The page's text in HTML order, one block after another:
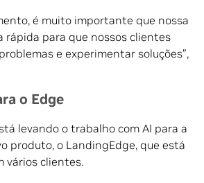
é muito importante que nossa
para que nossos clientes
e experimentar soluções”,
o Edge
levando o trabalho com AI para a
produto, o LandingEdge, que está
vários clientes.